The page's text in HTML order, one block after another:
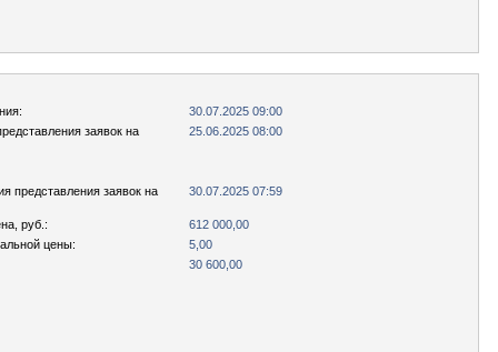
30.07.2025 09:00
заявок на
25.06.2025 08:00
представления заявок на
30.07.2025 07:59
руб.:
612 000,00
цены:
5,00
30 600,00